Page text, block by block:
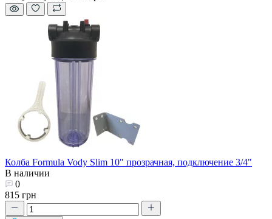
Колба Formula Vody Slim 10" прозрачная, подключение 3/4"
В наличии
0
815 грн